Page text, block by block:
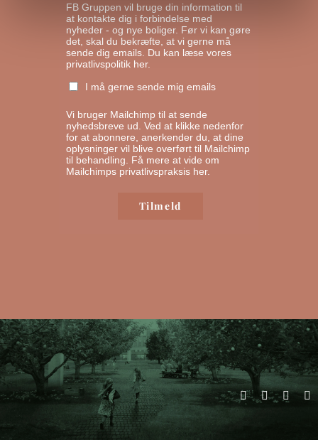
FB Gruppen vil bruge din information til
at kontakte dig i forbindelse med
nyheder - og nye boliger. Før vi kan gøre
det, skal du bekræfte, at vi gerne må
sende dig emails. Du kan læse vores
privatlivspolitik her.
I må gerne sende mig emails
Vi bruger Mailchimp til at sende
nyhedsbreve ud. Ved at klikke nedenfor
for at abonnere, anerkender du, at dine
oplysninger vil blive overført til Mailchimp
til behandling. Få mere at vide om
Mailchimps privatlivspraksis her.